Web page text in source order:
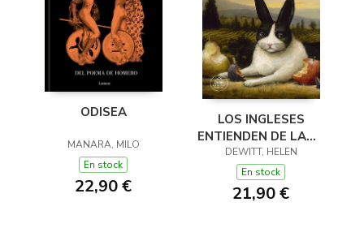
ODISEA
MANARA, MILO
En stock
22,90 €
LOS INGLESES
ENTIENDEN DE LANA
(Y OTROS TRUCOS)
DEWITT, HELEN
En stock
21,90 €